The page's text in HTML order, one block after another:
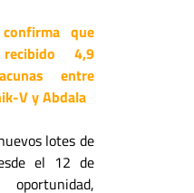
confirma que
4,9
entre
V y Abdala
lotes de
el 12 de